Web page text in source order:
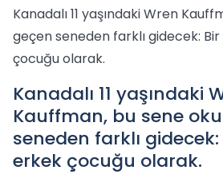
Kanadalı 11 yaşındaki Wren
geçen seneden farklı gidecek: Bir
çocuğu olarak.
Kanadalı 11 yaşındaki
Kauffman, bu sene
seneden farklı gidecek:
erkek çocuğu olarak.